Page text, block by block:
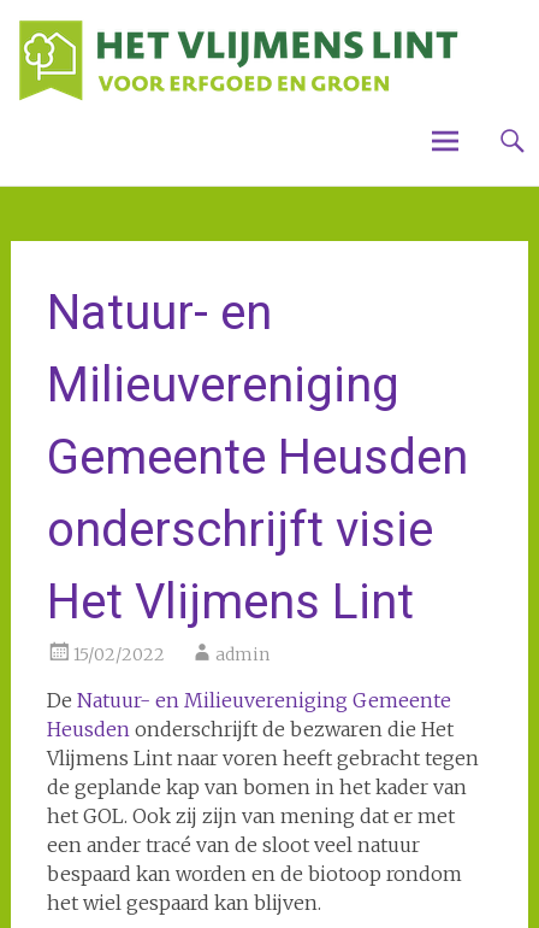
content
Natuur- en
Milieuvereniging
Gemeente Heusden
onderschrijft visie
Het Vlijmens Lint
15/02/2022 admin
De Natuur- en Milieuvereniging Gemeente
Heusdenonderschrijft de bezwaren die Het
Vlijmens Lint naar voren heeft gebracht tegen
de geplande kap van bomen in het kader van
het GOL. Ook zij zijn van mening dat er met
een ander tracé van de sloot veel natuur
bespaard kan worden en de biotoop rondom
het wiel gespaard kan blijven.